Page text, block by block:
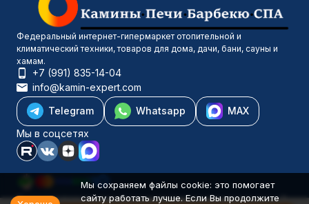
Федеральный интернет-гипермаркет отопительной и
климатический техники, товаров для дома, дачи, бани, сауны и
хамам.
+7 (991) 835-14-04
info@kamin-expert.com
Telegram
Whatsapp
MAX
Мы в соцсетях
Каталог товаров
Мы сохраняем файлы cookie: это помогает
сайту работать лучше. Если Вы продолжите